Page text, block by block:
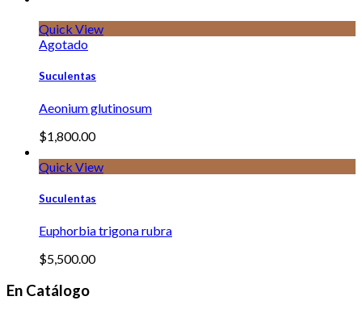
Quick View
Agotado
Suculentas
Aeonium glutinosum
$1,800.00
Quick View
Suculentas
Euphorbia trigona rubra
$5,500.00
En Catálogo